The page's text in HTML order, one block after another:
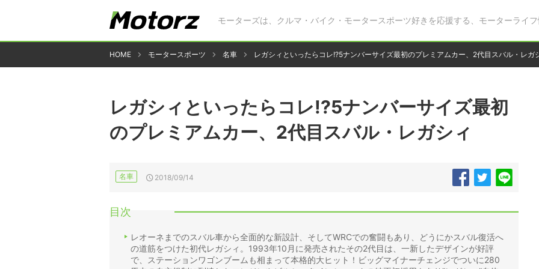
モーターズは、クルマ・バイク・モータースポーツ好きを応援する、モーターライフ
HOME モータースポーツ 名車 レガシィといったらコレ!?5ナンバーサイズ最初のプレミアムカー、2代目スバル・レガ
レガシィといったらコレ!?5ナンバーサイズ最初
のプレミアムカー、2代目スバル・レガシィ
名車 2018/09/14
目次
レオーネまでのスバル車から全面的な新設計、そしてWRCでの奮闘もあり、どうにかスバル復活へ
の道筋をつけた初代レガシィ。1993年10月に発売されたその2代目は、一新したデザインが好評
で、ステーションワゴンブームも相まって本格的大ヒット！ビッグマイナーチェンジでついに280